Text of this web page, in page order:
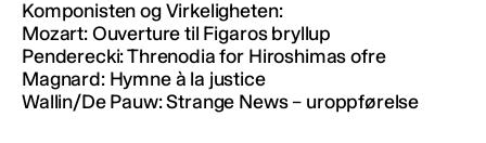
Komponisten og Virkeligheten:
Mozart: Ouverture til Figaros bryllup
Penderecki: Threnodia for Hiroshimas ofre
Magnard: Hymne à la justice
Wallin/De Pauw: Strange News – uroppførelse